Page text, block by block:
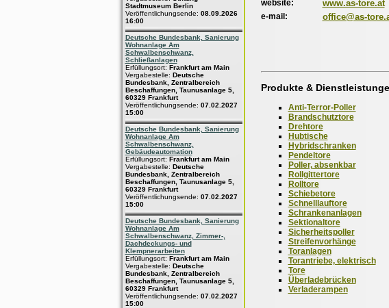
Stadtmuseum Berlin
Veröffentlichungsende: 08.09.2026
16:00
Deutsche Bundesbank, Sanierung
Wohnanlage Am
Schwalbenschwanz,
Schließanlagen
Erfüllungsort: Frankfurt am Main
Vergabestelle: Deutsche
Bundesbank, Zentralbereich
Beschaffungen, Taunusanlage 5,
60329 Frankfurt
Veröffentlichungsende: 07.02.2027
15:00
Deutsche Bundesbank, Sanierung
Wohnanlage Am
Schwalbenschwanz,
Gebäudeautomation
Erfüllungsort: Frankfurt am Main
Vergabestelle: Deutsche
Bundesbank, Zentralbereich
Beschaffungen, Taunusanlage 5,
60329 Frankfurt
Veröffentlichungsende: 07.02.2027
15:00
Deutsche Bundesbank, Sanierung
Wohnanlage Am
Schwalbenschwanz, Zimmer-,
Dachdeckungs- und
Klempnerarbeiten
Erfüllungsort: Frankfurt am Main
Vergabestelle: Deutsche
Bundesbank, Zentralbereich
Beschaffungen, Taunusanlage 5,
60329 Frankfurt
Veröffentlichungsende: 07.02.2027
15:00
website: www.as-tore.at
e-mail: office@as-
Produkte &
Anti-Terror-Poller
Brandschutztore
Drehtore
Hubtische
Hybridschranken
Pendeltore
Poller, absenkbar
Rollgittertore
Rolltore
Schiebetore
Schnelllauftore
Schrankenanlagen
Sektionaltore
Sicherheitspoller
Streifenvorhänge
Toranlagen
Torantriebe, elektrisch
Tore
Überladebrücken
Verladerampen